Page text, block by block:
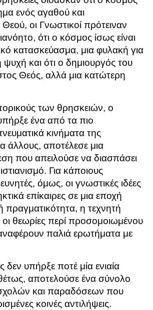
ενός αγαθού και
οι Γνωστικοί πρότειναν
ότι ο κόσμος ίσως είναι
κατασκεύασμα, μια φυλακή για
και ότι ο δημιουργός του
Θεός, αλλά μια κατώτερη
των θρησκειών, ο
ένα από τα πιο
κινήματα της
άλλους, αποτέλεσε μια
που απειλούσε να διασπάσει
Για κάποιους
όμως, οι γνωστικές ιδέες
επίκαιρες σε μια εποχή
πραγματικότητα, η τεχνητή
θεωρίες περί προσομοιωμένου
παλιά ερωτήματα με
δεν υπήρξε ποτέ μία ενιαία
αποτελούσε ένα σύνολο
και παραδόσεων που
κοινές αντιλήψεις.